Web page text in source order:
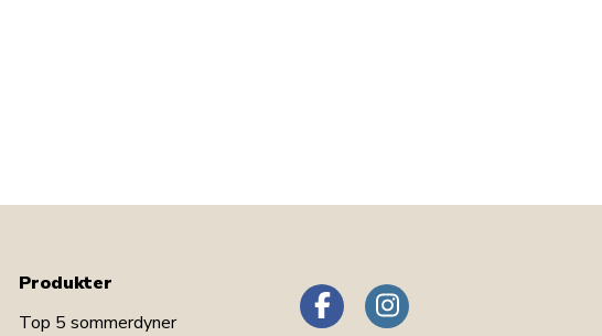
Produkter
Top 5 sommerdyner